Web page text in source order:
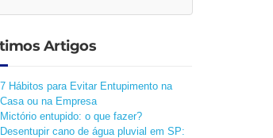
Artigos
7 Hábitos para Evitar Entupimento na
Casa ou na Empresa
Mictório entupido: o que fazer?
Desentupir cano de água pluvial em SP: